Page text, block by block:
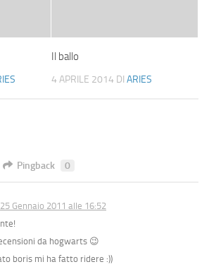
Il ballo
4 APRILE 2014 DI ARIES
Pingback 0
25 Gennaio 2011 alle 16:52
da hogwarts 😉
boris mi ha fatto ridere :))